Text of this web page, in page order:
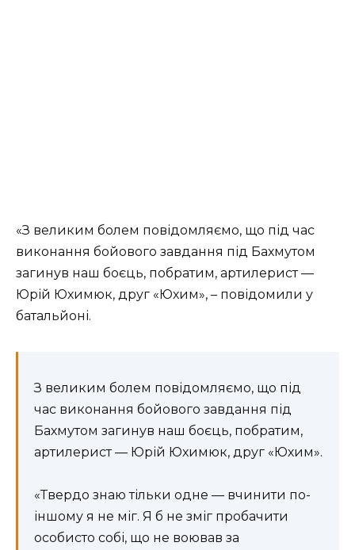
«З великим болем повідомляємо, що під час
виконання бойового завдання під Бахмутом
загинув наш боєць, побратим, артилерист —
Юрій Юхимюк, друг «Юхим», – повідомили у
батальйоні.
З великим болем повідомляємо, що під
час виконання бойового завдання під
Бахмутом загинув наш боєць, побратим,
артилерист — Юрій Юхимюк, друг «Юхим».
«Твердо знаю тільки одне — вчинити по-
іншому я не міг. Я б не зміг пробачити
особисто собі, що не воював за